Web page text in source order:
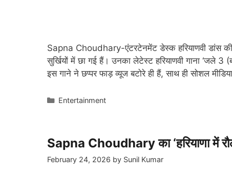
Sapna Choudhary-एंटरटेनमेंट डेस्क हरियाणवी डांस
सुर्खियों में छा गई हैं। उनका लेटेस्ट हरियाणवी गाना ‘जले 3
इस गाने ने छप्पर फाड़ व्यूज बटोरे ही हैं, साथ ही सोशल
Categories
Entertainment
Sapna Choudhary का ‘हरियाणा में
February 24, 2026 by Sunil Kumar